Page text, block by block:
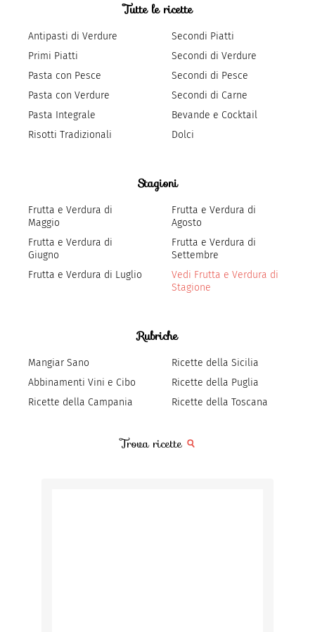
Tutte le ricette
Antipasti di Verdure
Primi Piatti
Pasta con Pesce
Pasta con Verdure
Pasta Integrale
Risotti Tradizionali
Secondi Piatti
Secondi di Verdure
Secondi di Pesce
Secondi di Carne
Bevande e Cocktail
Dolci
Stagioni
Frutta e Verdura di
Maggio
Frutta e Verdura di
Giugno
Frutta e Verdura di Luglio
Frutta e Verdura di
Agosto
Frutta e Verdura di
Settembre
Vedi Frutta e Verdura di
Stagione
Rubriche
Mangiar Sano
Abbinamenti Vini e Cibo
Ricette della Campania
Ricette della Sicilia
Ricette della Puglia
Ricette della Toscana
Trova ricette